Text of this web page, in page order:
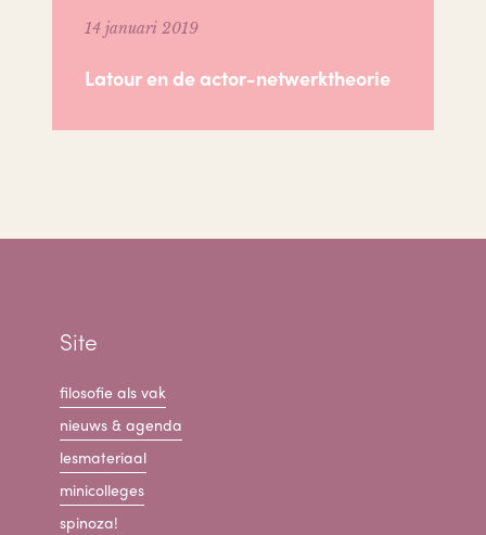
14 januari 2019
Latour en de actor-netwerktheorie
Site
filosofie als vak
nieuws & agenda
lesmateriaal
minicolleges
spinoza!